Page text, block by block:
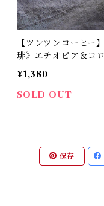
【ツンツンコーヒー
琲》エチオピア＆コ
¥1,380
SOLD OUT
保存